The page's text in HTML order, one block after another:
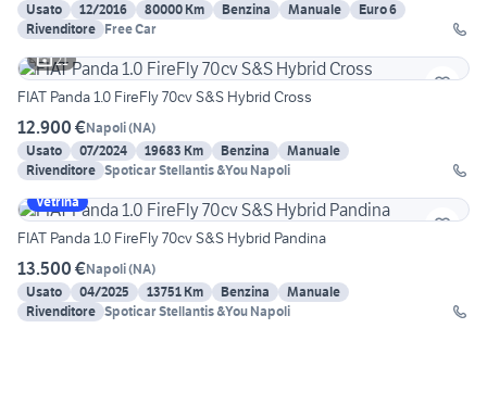
Usato
12/2016 80000 Km Benzina Manuale
Euro 6
Rivenditore Free Car
21
FIAT Panda 1.0 FireFly 70cv S&S Hybrid Cross
12.900 €Napoli(NA)
Usato
07/2024 19683 Km Benzina
Manuale
Rivenditore Spoticar Stellantis &You Napoli
Vetrina
FIAT Panda 1.0 FireFly 70cv S&S Hybrid Pandina
13.500 €Napoli(NA)
Usato
04/2025 13751 Km Benzina
Manuale
Rivenditore Spoticar Stellantis &You Napoli